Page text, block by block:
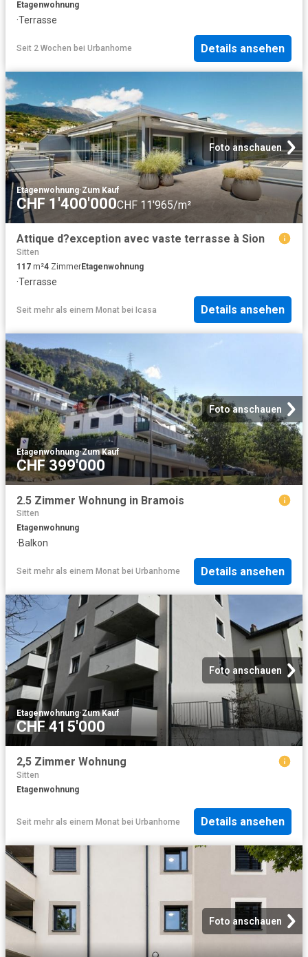
Etagenwohnung
·Terrasse
Seit 2 Wochen bei Urbanhome Details ansehen
Foto anschauen
Etagenwohnung·Zum Kauf
CHF 1'400'000CHF 11'965/m²
Attique d?exception avec vaste terrasse à Sion
Sitten
117 m²4 ZimmerEtagenwohnung
·Terrasse
Seit mehr als einem Monat bei Icasa Details ansehen
Foto anschauen
Etagenwohnung·Zum Kauf
CHF 399'000
2.5 Zimmer Wohnung in Bramois
Sitten
Etagenwohnung
·Balkon
Seit mehr als einem Monat bei Urbanhome Details ansehen
Foto anschauen
Etagenwohnung·Zum Kauf
CHF 415'000
2,5 Zimmer Wohnung
Sitten
Etagenwohnung
Seit mehr als einem Monat bei Urbanhome Details ansehen
Foto anschauen